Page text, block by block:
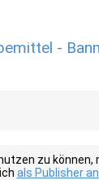
-
zu können,
als Publisher